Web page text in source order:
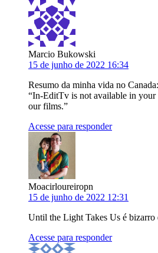
Marcio Bukowski
15 de junho de 2022 16:34
Resumo da minha vida no Canada:
“In-EditTv is not available in
our films.”
Acesse para responder
Moacirloureiropn
15 de junho de 2022 12:31
Until the Light Takes Us é bizarro
Acesse para responder